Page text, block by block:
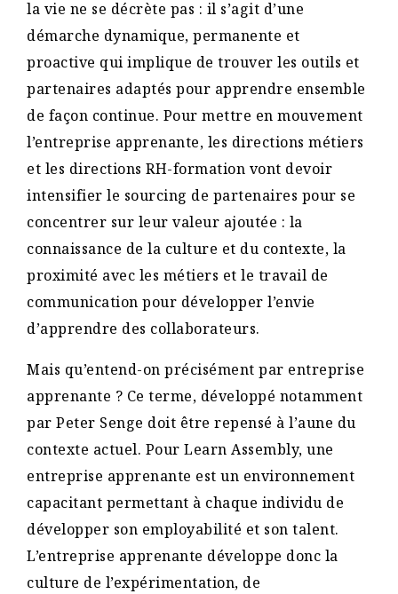
la vie ne se décrète pas : il s’agit d’une
démarche dynamique, permanente et
proactive qui implique de trouver les outils et
partenaires adaptés pour apprendre ensemble
de façon continue. Pour mettre en mouvement
l’entreprise apprenante, les directions métiers
et les directions RH-formation vont devoir
intensifier le sourcing de partenaires pour se
concentrer sur leur valeur ajoutée : la
connaissance de la culture et du contexte, la
proximité avec les métiers et le travail de
communication pour développer l’envie
d’apprendre des collaborateurs.
Mais qu’entend-on précisément par entreprise
apprenante ? Ce terme, développé notamment
par Peter Senge doit être repensé à l’aune du
contexte actuel. Pour Learn Assembly, une
entreprise apprenante est un environnement
capacitant permettant à chaque individu de
développer son employabilité et son talent.
L’entreprise apprenante développe donc la
culture de l’expérimentation, de